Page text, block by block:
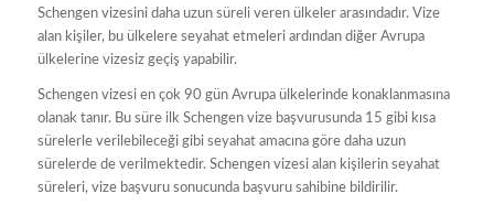
Schengen vizesini daha uzun süreli veren ülkeler arasındadır. Vize
alan kişiler, bu ülkelere seyahat etmeleri ardından diğer Avrupa
ülkelerine vizesiz geçiş yapabilir.
Schengen vizesi en çok 90 gün Avrupa ülkelerinde konaklanmasına
olanak tanır. Bu süre ilk Schengen vize başvurusunda 15 gibi kısa
sürelerle verilebileceği gibi seyahat amacına göre daha uzun
sürelerde de verilmektedir. Schengen vizesi alan kişilerin seyahat
süreleri, vize başvuru sonucunda başvuru sahibine bildirilir.